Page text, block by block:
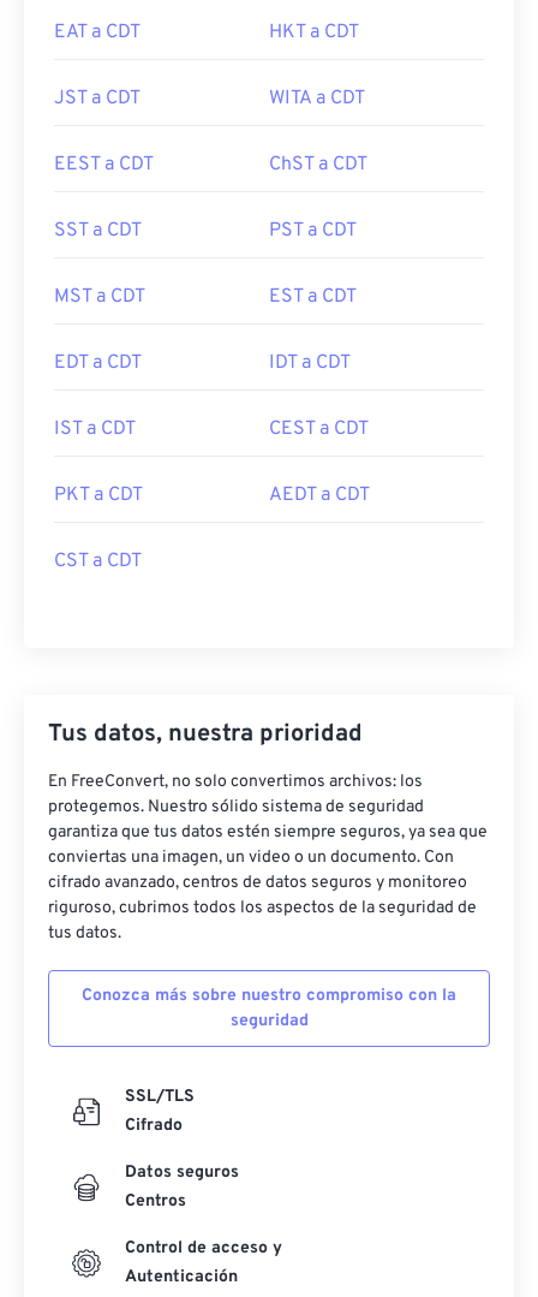
EAT a CDT HKT a CDT
JST a CDT WITA a CDT
EEST a CDT ChST a CDT
SST a CDT PST a CDT
MST a CDT EST a CDT
EDT a CDT IDT a CDT
IST a CDT CEST a CDT
PKT a CDT AEDT a CDT
CST a CDT
Tus datos, nuestra prioridad
En FreeConvert, no solo convertimos archivos: los
protegemos. Nuestro sólido sistema de seguridad
garantiza que tus datos estén siempre seguros, ya sea que
conviertas una imagen, un video o un documento. Con
cifrado avanzado, centros de datos seguros y monitoreo
riguroso, cubrimos todos los aspectos de la seguridad de
tus datos.
Conozca más sobre nuestro compromiso con la
seguridad
SSL/TLS
Cifrado
Datos seguros
Centros
Control de acceso y
Autenticación